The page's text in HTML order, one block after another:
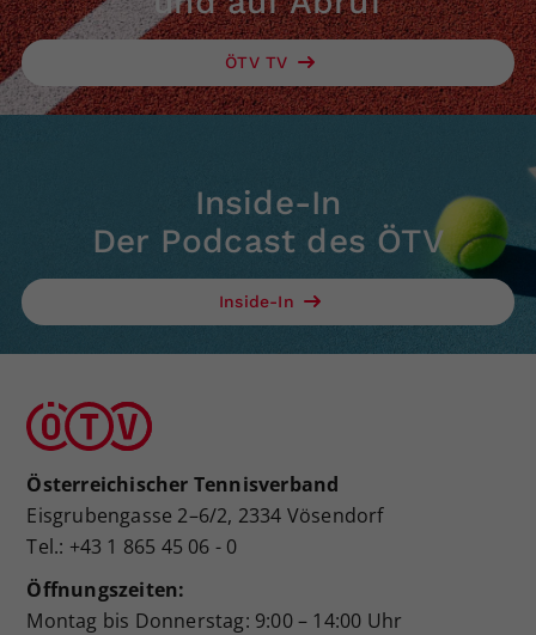
ÖTV TV
Inside-In
Der Podcast des ÖTV
Inside-In
Österreichischer Tennisverband
Eisgrubengasse 2–6/2, 2334 Vösendorf
Tel.: +43 1 865 45 06 - 0
Öffnungszeiten:
Montag bis Donnerstag: 9:00 – 14:00 Uhr